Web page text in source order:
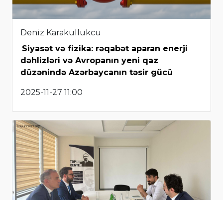
Deniz Karakullukcu
Siyasət və fizika: rəqabət aparan enerji
dəhlizləri və Avropanın yeni qaz
düzənində Azərbaycanın təsir gücü
2025-11-27 11:00